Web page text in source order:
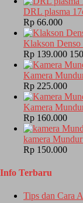
DRL plasma
Rp 66.000
Klakson Denso
Rp 139.000
Kamera
Rp 225.000
Kamera
Rp 160.000
kamera
Rp 150.000
Info Terbaru
Tips dan Cara